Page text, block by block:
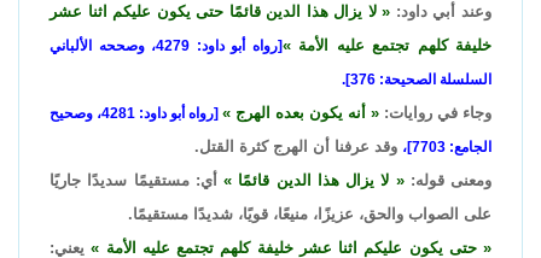
وعند أبي داود:
لا يزال هذا الدين قائمًا حتى يكون عليكم اثنا عشر
خليفة كلهم تجتمع عليه الأمة
[رواه أبو داود: 4279، وصححه الألباني
السلسلة الصحيحة: 376].
وجاء في روايات: أنه يكون بعده الهرج
[رواه أبو داود: 4281، وصحيح
الجامع: 7703]،
وقد عرفنا أن الهرج كثرة القتل.
ومعنى قوله:
لا يزال هذا الدين قائمًا
أي: مستقيمًا سديدًا جاريًا
على الصواب والحق، عزيزًا، منيعًا، قويًا، شديدًا مستقيمًا.
حتى يكون عليكم اثنا عشر خليفة كلهم تجتمع عليه الأمة
يعني: